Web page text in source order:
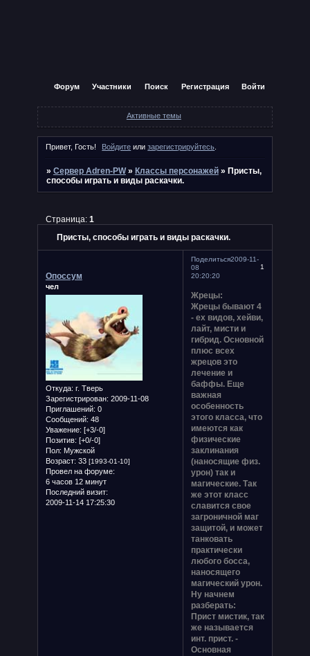
Форум Участники Поиск Регистрация Войти
Активные темы
Привет, Гость! Войдите илизарегистрируйтесь.
» Сервер Adren-PW » Классы персонажей » Присты,
способы играть и виды раскачки.
Присты, способы играть и виды раскачки.
Страница: 1
Поделиться
1
2009-11-
08
20:20:20
Опоссум
чел
Откуда: г. Тверь
Зарегистрирован: 2009-11-08
Приглашений: 0
Сообщений: 48
Уважение: [+3/-0]
Позитив: [+0/-0]
Пол: Мужской
Возраст: 33 [1993-01-10]
Провел на форуме:
6 часов 12 минут
Последний визит:
2009-11-14 17:25:30
Жрецы:
Жрецы бывают 4
- ех видов, хейви,
лайт, мисти и
гибрид. Основной
плюс всех
жрецов это
лечение и
баффы. Еще
важная
особенность
этого класса, что
имеются как
физические
заклинания
(наносящие физ.
урон) так и
магические. Так
же этот класс
славится свое
загроничной маг
защитой, и может
танковать
практически
любого босса,
наносящего
магический урон.
Ну начнем
разберать:
Прист мистик, так
же называется
инт. прист. -
Основная